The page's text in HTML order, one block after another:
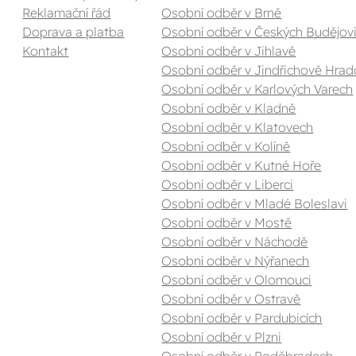
Reklamační řád
Doprava a platba
Kontakt
Osobní odběr v Brně
Osobní odběr v Českých
Osobní odběr v Jihlavě
Osobní odběr v Jindřichově
Osobní odběr v Karlových Varech
Osobní odběr v Kladně
Osobní odběr v Klatovech
Osobní odběr v Kolíně
Osobní odběr v Kutné Hoře
Osobní odběr v Liberci
Osobní odběr v Mladé Boleslavi
Osobní odběr v Mostě
Osobní odběr v Náchodě
Osobní odběr v Nýřanech
Osobní odběr v Olomouci
Osobní odběr v Ostravě
Osobní odběr v Pardubicích
Osobní odběr v Plzni